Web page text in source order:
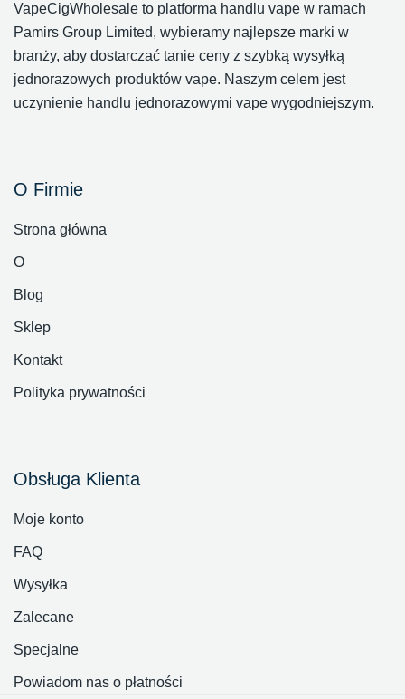
VapeCigWholesale to platforma handlu vape w ramach
Pamirs Group Limited, wybieramy najlepsze marki w
branży, aby dostarczać tanie ceny z szybką wysyłką
jednorazowych produktów vape. Naszym celem jest
uczynienie handlu jednorazowymi vape wygodniejszym.
O Firmie
Strona główna
O
Blog
Sklep
Kontakt
Polityka prywatności
Obsługa Klienta
Moje konto
FAQ
Wysyłka
Zalecane
Specjalne
Powiadom nas o płatności